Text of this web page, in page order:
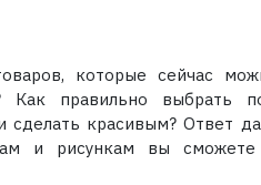
которые сейчас
Как правильно выбрать
красивым? Ответ
и рисункам вы